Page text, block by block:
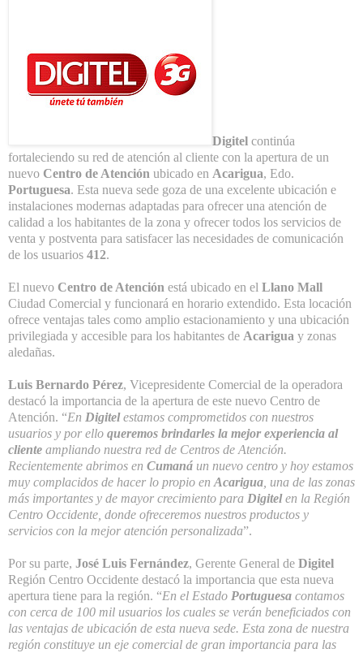
Digitel continúa
fortaleciendo su red de atención al cliente con la apertura de un
nuevo Centro de Atención ubicado en Acarigua, Edo.
Portuguesa. Esta nueva sede goza de una excelente ubicación e
instalaciones modernas adaptadas para ofrecer una atención de
calidad a los habitantes de la zona y ofrecer todos los servicios de
venta y postventa para satisfacer las necesidades de comunicación
de los usuarios 412.
El nuevo Centro de Atención está ubicado en el Llano Mall
Ciudad Comercial y funcionará en horario extendido. Esta locación
ofrece ventajas tales como amplio estacionamiento y una ubicación
privilegiada y accesible para los habitantes de Acarigua y zonas
aledañas.
Luis Bernardo Pérez, Vicepresidente Comercial de la operadora
destacó la importancia de la apertura de este nuevo Centro de
Atención. “En Digitelestamos comprometidos con nuestros
usuarios y por ello queremos brindarles la mejor experiencia al
cliente ampliando nuestra red de Centros de Atención.
Recientemente abrimos en Cumaná un nuevo centro y hoy estamos
muy complacidos de hacer lo propio enAcarigua, una de las zonas
más importantes y de mayor crecimiento para Digitelen la Región
Centro Occidente, donde ofreceremos nuestros productos y
servicios con la mejor atención personalizada”.
Por su parte, José Luis Fernández, Gerente General de Digitel
Región Centro Occidente destacó la importancia que esta nueva
apertura tiene para la región. “En el Estado Portuguesa contamos
con cerca de 100 mil usuarios los cuales se verán beneficiados con
las ventajas de ubicación de esta nueva sede. Esta zona de nuestra
región constituye un eje comercial de gran importancia para las